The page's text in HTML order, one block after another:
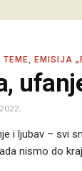
TEME, EMISIJA
i ljubav – svi
nismo do